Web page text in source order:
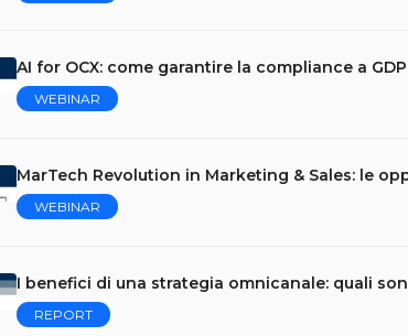
AI for OCX: come garantire la compliance a
WEBINAR
MarTech Revolution in Marketing & Sales: le
WEBINAR
I benefici di una strategia omnicanale: quali
REPORT